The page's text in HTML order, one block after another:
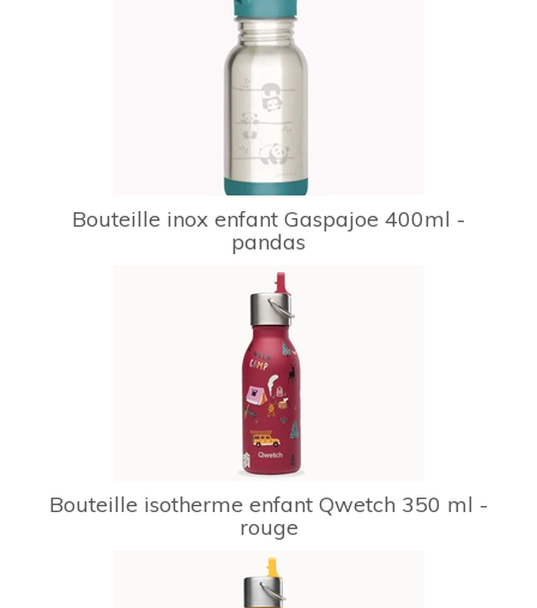
Bouteille inox enfant Gaspajoe 400ml -
pandas
Bouteille isotherme enfant Qwetch 350 ml -
rouge